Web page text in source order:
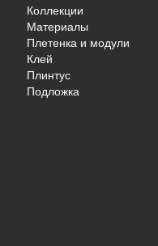
Коллекции
Материалы
Плетенка и модули
Клей
Плинтус
Подложка